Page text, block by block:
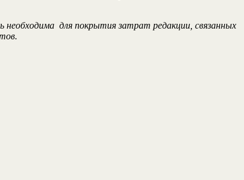
для покрытия затрат редакции, связанных